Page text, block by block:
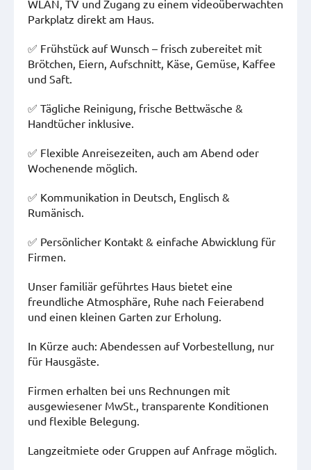
WLAN, TV und Zugang zu einem videoüberwachten
Parkplatz direkt am Haus.
✅ Frühstück auf Wunsch – frisch zubereitet mit
Brötchen, Eiern, Aufschnitt, Käse, Gemüse, Kaffee
und Saft.
✅ Tägliche Reinigung, frische Bettwäsche &
Handtücher inklusive.
✅ Flexible Anreisezeiten, auch am Abend oder
Wochenende möglich.
✅ Kommunikation in Deutsch, Englisch &
Rumänisch.
✅ Persönlicher Kontakt & einfache Abwicklung für
Firmen.
Unser familiär geführtes Haus bietet eine
freundliche Atmosphäre, Ruhe nach Feierabend
und einen kleinen Garten zur Erholung.
In Kürze auch: Abendessen auf Vorbestellung, nur
für Hausgäste.
Firmen erhalten bei uns Rechnungen mit
ausgewiesener MwSt., transparente Konditionen
und flexible Belegung.
Langzeitmiete oder Gruppen auf Anfrage möglich.